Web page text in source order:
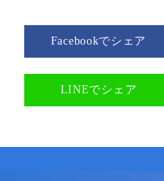
Facebookでシェア
LINEでシェア